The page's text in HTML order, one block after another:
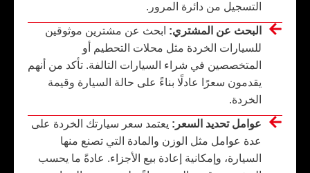
التسجيل من دائرة المرور.
البحث عن المشتري: ابحث عن مشترين موثوقين
للسيارات الخردة مثل محلات التحطيم أو
المتخصصين في شراء السيارات التالفة. تأكد من أنهم
يقدمون سعرًا عادلًا بناءً على حالة السيارة وقيمة
الخردة.
عوامل تحديد السعر: يعتمد سعر سيارتك الخردة على
عدة عوامل مثل الوزن والمادة التي تصنع منها
السيارة، وإمكانية إعادة بيع الأجزاء. عادةً ما يحسب